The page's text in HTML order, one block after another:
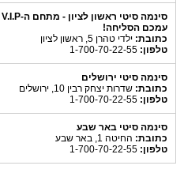
עמכם הסליחה!
כתובת: ילדי טהרן 5, ראשון לציון
טלפון:
סינמה סיטי ירושלים
כתובת: שדרות יצחק רבין 10, ירושלים
טלפון:
סינמה סיטי באר שבע
כתובת: החיטה 1, באר שבע
טלפון: